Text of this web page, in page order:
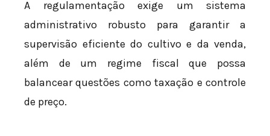
A regulamentação exige um sistema
administrativo robusto para garantir a
supervisão eficiente do cultivo e da venda,
além de um regime fiscal que possa
balancear questões como taxação e controle
de preço.